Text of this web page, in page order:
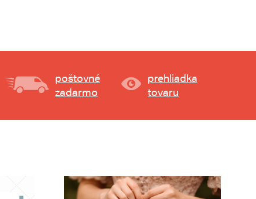
poštovné
zadarmo
prehliadka
tovaru